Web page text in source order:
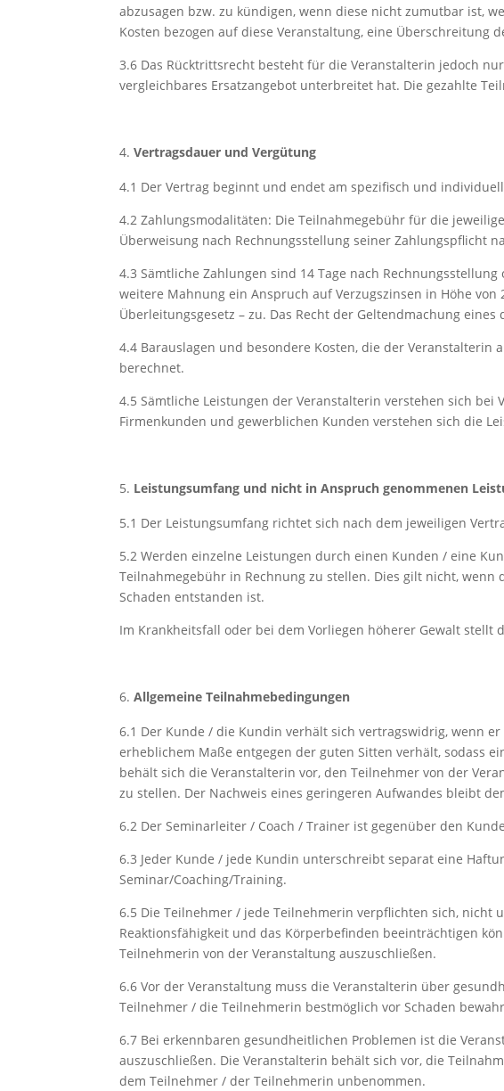
abzusagen bzw. zu kündigen, wenn diese nicht zumutbar ist,
Kosten bezogen auf diese Veranstaltung, eine
3.6 Das Rücktrittsrecht besteht für die Veranstalterin jedoch
vergleichbares Ersatzangebot unterbreitet hat. Die gezahlte
Vertragsdauer und Vergütung
4.1 Der Vertrag beginnt und endet am spezifisch und
4.2 Zahlungsmodalitäten: Die Teilnahmegebühr für die
Überweisung nach Rechnungsstellung seiner Zahlungspflicht
4.3 Sämtliche Zahlungen sind 14 Tage nach
weitere Mahnung ein Anspruch auf Verzugszinsen in Höhe
Überleitungsgesetz – zu. Das Recht der Geltendmachung
4.4 Barauslagen und besondere Kosten, die der
berechnet.
4.5 Sämtliche Leistungen der Veranstalterin verstehen sich
Firmenkunden und gewerblichen Kunden verstehen sich die
Leistungsumfang und nicht in Anspruch genommenen
5.1 Der Leistungsumfang richtet sich nach dem jeweiligen
5.2 Werden einzelne Leistungen durch einen Kunden / eine
Teilnahmegebühr in Rechnung zu stellen. Dies gilt nicht,
Schaden entstanden ist.
Im Krankheitsfall oder bei dem Vorliegen höherer Gewalt
Allgemeine Teilnahmebedingungen
6.1 Der Kunde / die Kundin verhält sich vertragswidrig, wenn
erheblichem Maße entgegen der guten Sitten verhält, sodass
behält sich die Veranstalterin vor, den Teilnehmer von der
zu stellen. Der Nachweis eines geringeren Aufwandes bleibt
6.2 Der Seminarleiter / Coach / Trainer ist gegenüber den
6.3 Jeder Kunde / jede Kundin unterschreibt separat eine
Seminar/Coaching/Training.
6.5 Die Teilnehmer / jede Teilnehmerin verpflichten sich, nicht
Reaktionsfähigkeit und das Körperbefinden beeinträchtigen
Teilnehmerin von der Veranstaltung auszuschließen.
6.6 Vor der Veranstaltung muss die Veranstalterin über
Teilnehmer / die Teilnehmerin bestmöglich vor Schaden
6.7 Bei erkennbaren gesundheitlichen Problemen ist die
auszuschließen. Die Veranstalterin behält sich vor, die
dem Teilnehmer / der Teilnehmerin unbenommen.